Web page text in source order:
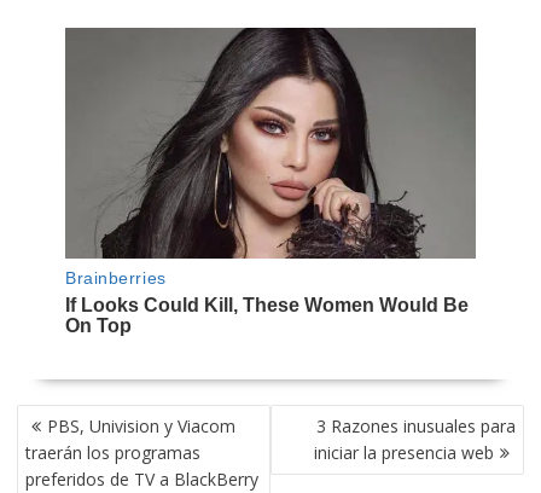
NAVEGACIÓN
DE
ENTRADAS
PBS, Univision y Viacom
traerán los programas
preferidos de TV a BlackBerry
3 Razones inusuales para
iniciar la presencia web